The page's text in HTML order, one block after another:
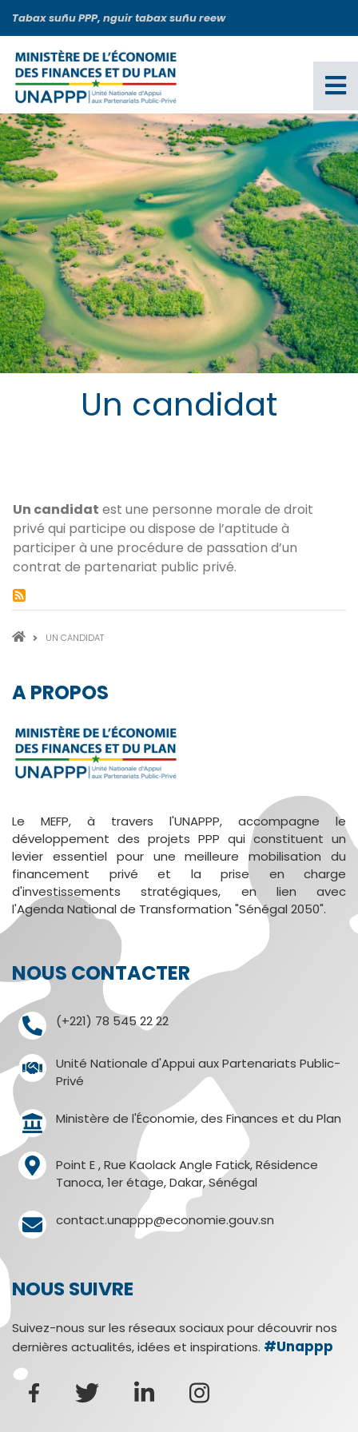
contenu
principal
Tabax suñu PPP, nguir tabax suñu reew
Un candidat
Un candidat est une personne morale de droit
privé qui participe ou dispose de l’aptitude à
participer à une procédure de passation d’un
contrat de partenariat public privé.
FIL
UN CANDIDAT
A PROPOS
Le MEFP, à travers l'UNAPPP, accompagne le
développement des projets PPP qui constituent un
levier essentiel pour une meilleure mobilisation du
financement privé et la prise en charge
d'investissements stratégiques, en lien avec
l'Agenda National de Transformation "Sénégal 2050".
NOUS CONTACTER
(+221) 78 545 22 22
Unité Nationale d'Appui aux Partenariats Public-
Privé
Ministère de l'Économie, des Finances et du Plan
Point E , Rue Kaolack Angle Fatick, Résidence
Tanoca, 1er étage, Dakar, Sénégal
contact.unappp@economie.gouv.sn
NOUS SUIVRE
Suivez-nous sur les réseaux sociaux pour découvrir nos
dernières actualités, idées et inspirations. #Unappp